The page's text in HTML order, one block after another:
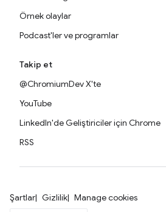
Örnek olaylar
Podcast'ler ve programlar
Takip et
@ChromiumDev X'te
YouTube
LinkedIn'de Geliştiriciler için Chrome
RSS
Şartlar Gizlilik Manage cookies